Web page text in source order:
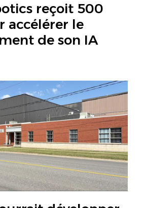
reçoit 500
accélérer le
de son IA